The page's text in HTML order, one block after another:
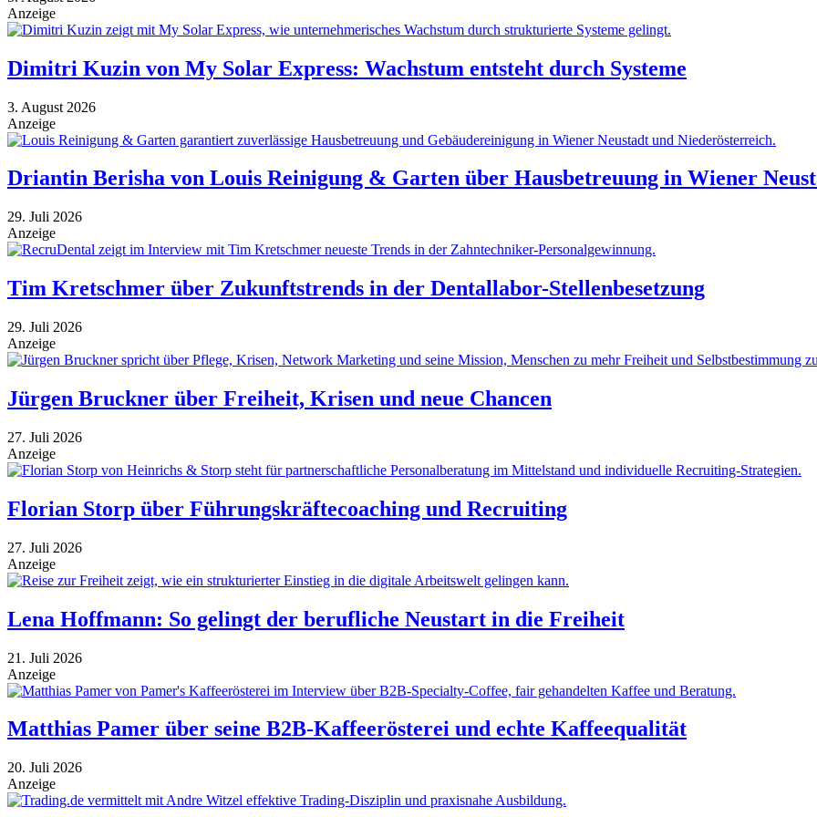
Anzeige
Dimitri Kuzin von My Solar Express: Wachstum entsteht durch Systeme
3. August 2026
Anzeige
Driantin Berisha von Louis Reinigung & Garten über Hausbetreuung in Wiener
29. Juli 2026
Anzeige
Tim Kretschmer über Zukunftstrends in der Dentallabor-Stellenbesetzung
29. Juli 2026
Anzeige
Jürgen Bruckner über Freiheit, Krisen und neue Chancen
27. Juli 2026
Anzeige
Florian Storp über Führungskräftecoaching und Recruiting
27. Juli 2026
Anzeige
Lena Hoffmann: So gelingt der berufliche Neustart in die Freiheit
21. Juli 2026
Anzeige
Matthias Pamer über seine B2B-Kaffeerösterei und echte Kaffeequalität
20. Juli 2026
Anzeige